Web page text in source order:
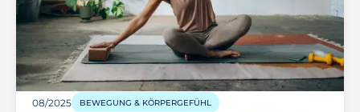
08/2025 BEWEGUNG & KÖRPERGEFÜHL